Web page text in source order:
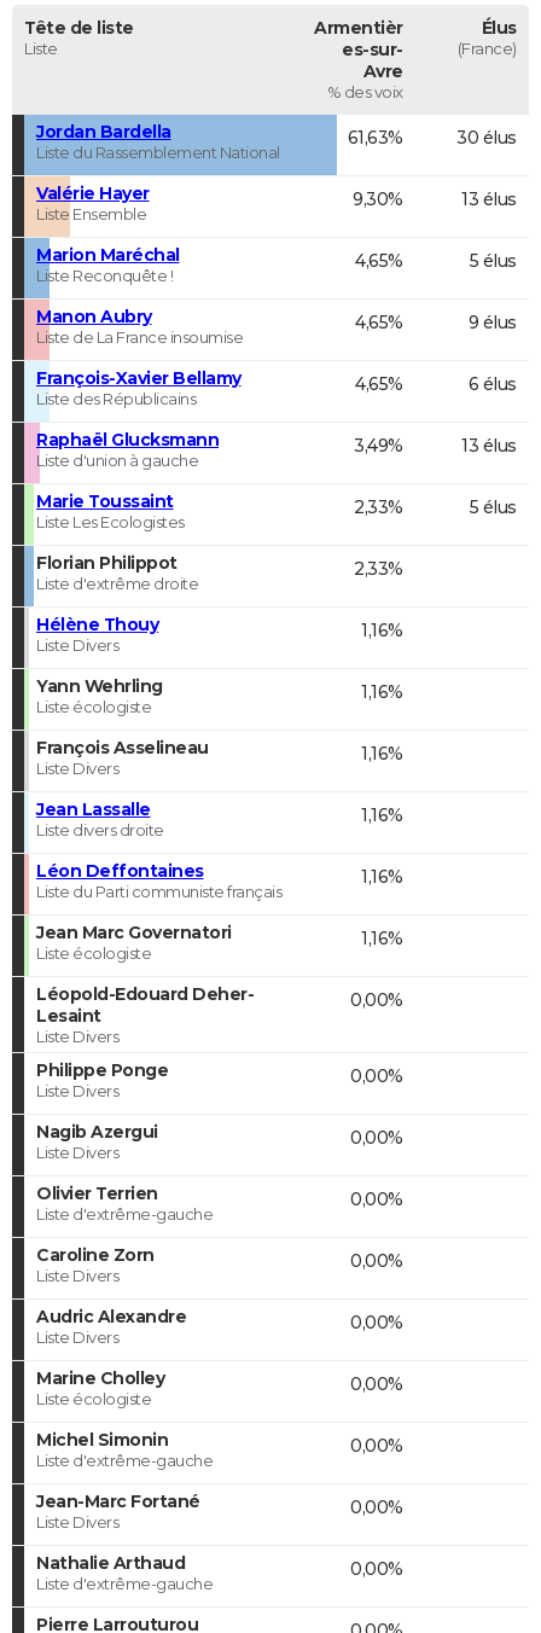
Tête de liste
Liste
Armentièr
es-sur-
Avre
% des voix
Élus
(France)
Jordan Bardella
Liste du Rassemblement National
61,63% 30 élus
Valérie Hayer
Liste Ensemble
9,30% 13 élus
Marion Maréchal
Liste Reconquête !
4,65% 5 élus
Manon Aubry
Liste de La France insoumise
4,65% 9 élus
François-Xavier Bellamy
Liste des Républicains
4,65% 6 élus
Raphaël Glucksmann
Liste d'union à gauche
3,49% 13 élus
Marie Toussaint
Liste Les Ecologistes
2,33% 5 élus
Florian Philippot
Liste d'extrême droite
2,33%
Hélène Thouy
Liste Divers
1,16%
Yann Wehrling
Liste écologiste
1,16%
François Asselineau
Liste Divers
1,16%
Jean Lassalle
Liste divers droite
1,16%
Léon Deffontaines
Liste du Parti communiste français
1,16%
Jean Marc Governatori
Liste écologiste
1,16%
Léopold-Edouard Deher-
Lesaint
Liste Divers
0,00%
Philippe Ponge
Liste Divers
0,00%
Nagib Azergui
Liste Divers
0,00%
Olivier Terrien
Liste d'extrême-gauche
0,00%
Caroline Zorn
Liste Divers
0,00%
Audric Alexandre
Liste Divers
0,00%
Marine Cholley
Liste écologiste
0,00%
Michel Simonin
Liste d'extrême-gauche
0,00%
Jean-Marc Fortané
Liste Divers
0,00%
Nathalie Arthaud
Liste d'extrême-gauche
0,00%
Pierre Larrouturou